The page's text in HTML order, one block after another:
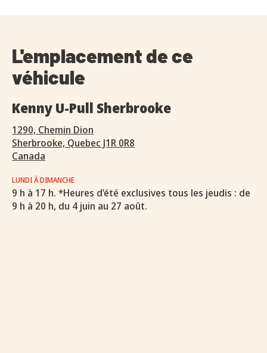
L'emplacement de ce
véhicule
Kenny U-Pull Sherbrooke
1290, Chemin Dion
Sherbrooke, Quebec J1R 0R8
Canada
LUNDI À DIMANCHE
9 h à 17 h. *Heures d’été exclusives tous les jeudis : de
9 h à 20 h, du 4 juin au 27 août.